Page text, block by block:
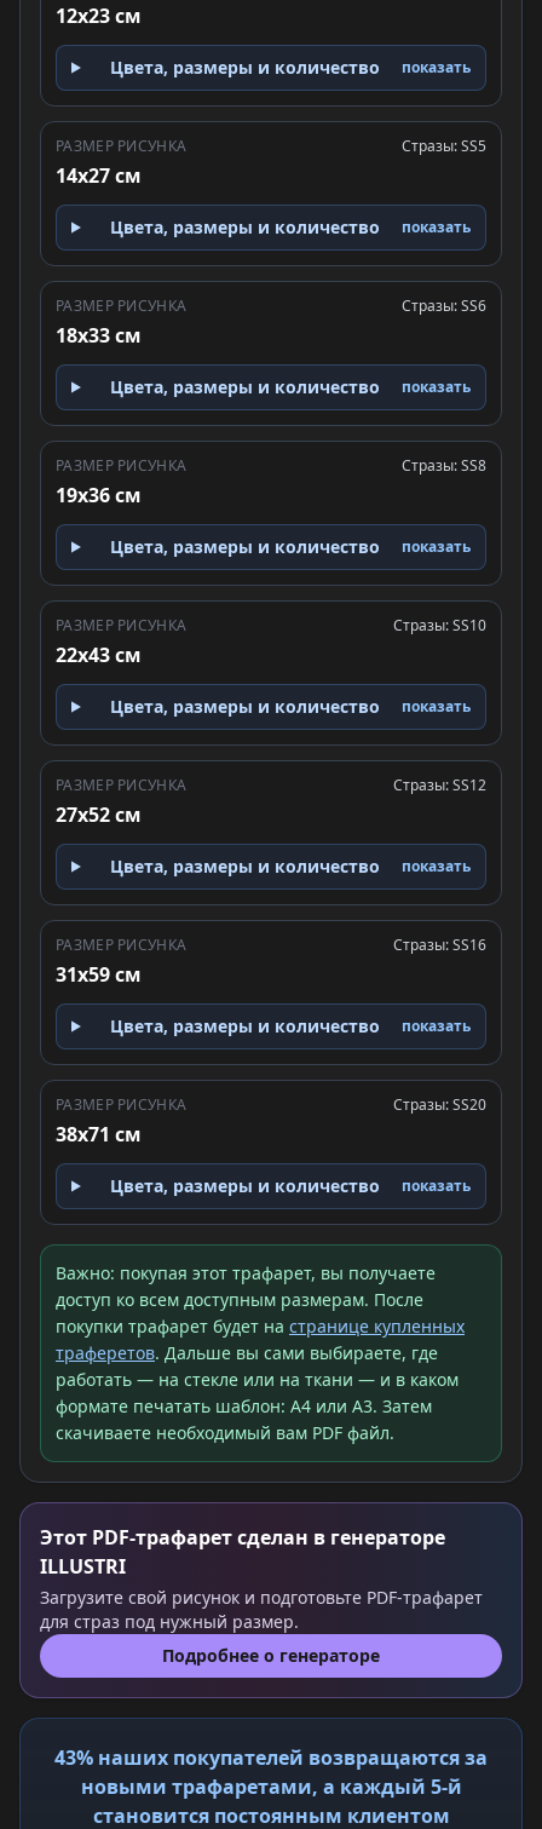
12x23 см
Цвета, размеры и количество показать
РАЗМЕР РИСУНКА
14x27 см
Стразы: SS5
Цвета, размеры и количество показать
РАЗМЕР РИСУНКА
18x33 см
Стразы: SS6
Цвета, размеры и количество показать
РАЗМЕР РИСУНКА
19x36 см
Стразы: SS8
Цвета, размеры и количество показать
РАЗМЕР РИСУНКА
22x43 см
Стразы: SS10
Цвета, размеры и количество показать
РАЗМЕР РИСУНКА
27x52 см
Стразы: SS12
Цвета, размеры и количество показать
РАЗМЕР РИСУНКА
31x59 см
Стразы: SS16
Цвета, размеры и количество показать
РАЗМЕР РИСУНКА
38x71 см
Стразы: SS20
Цвета, размеры и количество показать
Важно: покупая этот трафарет, вы получаете
доступ ко всем доступным размерам. После
покупки трафарет будет на странице купленных
траферетов. Дальше вы сами выбираете, где
работать — на стекле или на ткани — и в каком
формате печатать шаблон: A4 или A3. Затем
скачиваете необходимый вам PDF файл.
Этот PDF-трафарет сделан в генераторе
ILLUSTRI
Загрузите свой рисунок и подготовьте PDF-трафарет
для страз под нужный размер.
Подробнее о генераторе
43% наших покупателей возвращаются за
новыми трафаретами, а каждый 5-й
становится постоянным клиентом